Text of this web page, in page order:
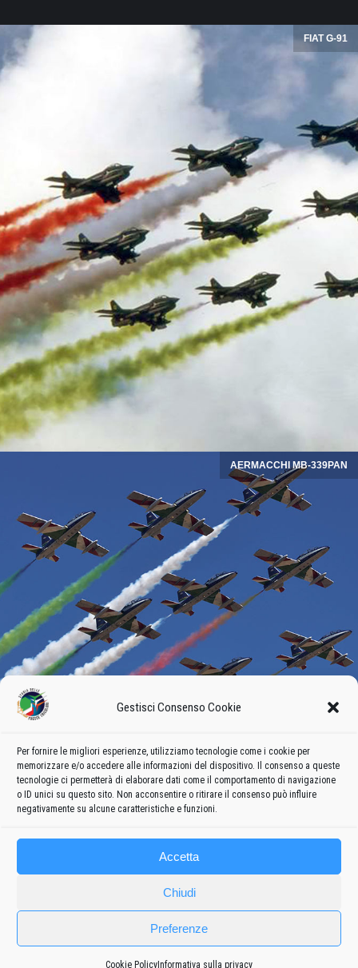
Gestisci Consenso Cookie
Per fornire le migliori esperienze, utilizziamo tecnologie come i cookie per
memorizzare e/o accedere alle informazioni del dispositivo. Il consenso a queste
tecnologie ci permetterà di elaborare dati come il comportamento di navigazione
o ID unici su questo sito. Non acconsentire o ritirare il consenso può influire
negativamente su alcune caratteristiche e funzioni.
Accetta
Chiudi
Preferenze
Cookie Policy Informativa sulla privacy
FIAT G-91
AERMACCHI MB-339PAN